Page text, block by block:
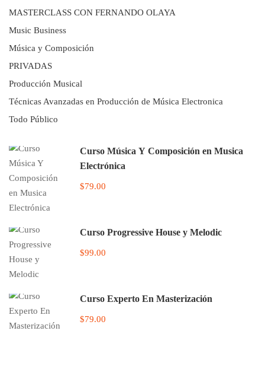
MASTERCLASS CON FERNANDO OLAYA
Music Business
Música y Composición
PRIVADAS
Producción Musical
Técnicas Avanzadas en Producción de Música Electronica
Todo Público
Curso Música Y Composición en Musica
Electrónica
$79.00
Curso Progressive House y Melodic
$99.00
Curso Experto En Masterización
$79.00